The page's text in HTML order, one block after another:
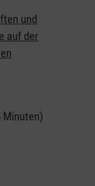
und
auf der
Minuten)